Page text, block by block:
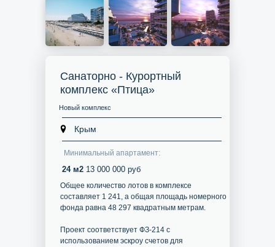
Санаторно - Курортный
комплекс «Птица»
Новый комплекс
Общее количество лотов в комплексе
составляет 1 241, а общая площадь номерного
фонда равна 48 297 квадратным метрам.
Проект соответствует ФЗ-214 с
использованием эскроу счетов для
Крым
Минимальный апартамент:
24 м2 13 000 000 руб